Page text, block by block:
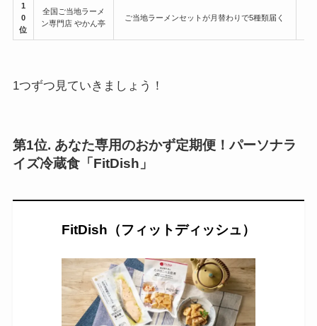
1
0
位
全国ご当地ラーメ
ン専門店 やかん亭
ご当地ラーメンセットが月替わりで5種類届く
1つずつ見ていきましょう！
第1位. あなた専用のおかず定期便！パーソナラ
イズ冷蔵食「FitDish」
FitDish（フィットディッシュ）